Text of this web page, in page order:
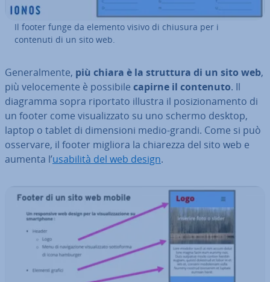
Il footer funge da elemento visivo di chiusura per i
contenuti di un sito web.
Ge­ne­ral­men­te, più chiara è la struttura di un sito web,
più ve­lo­ce­men­te è possibile capirne il contenuto. Il
diagramma sopra riportato illustra il po­si­zio­na­men­to di
un footer come vi­sua­liz­za­to su uno schermo desktop,
laptop o tablet di di­men­sio­ni medio-grandi. Come si può
osservare, il footer migliora la chiarezza del sito web e
aumenta l’usabilità del web design.